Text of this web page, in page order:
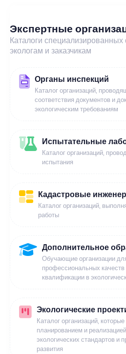
Экспертные
Каталоги
экологам и заказчикам
Органы инспекций
Каталог организаций,
соответствия документов и
экологическим требованиям
Испытательные
Каталог организаций,
испытания
Кадастровые
Каталог организаций,
работы
Дополнительное
Обучающие организации
профессиональных
квалификации в
Экологические
Каталог организаций,
планированием и
экологических стандартов и
развития